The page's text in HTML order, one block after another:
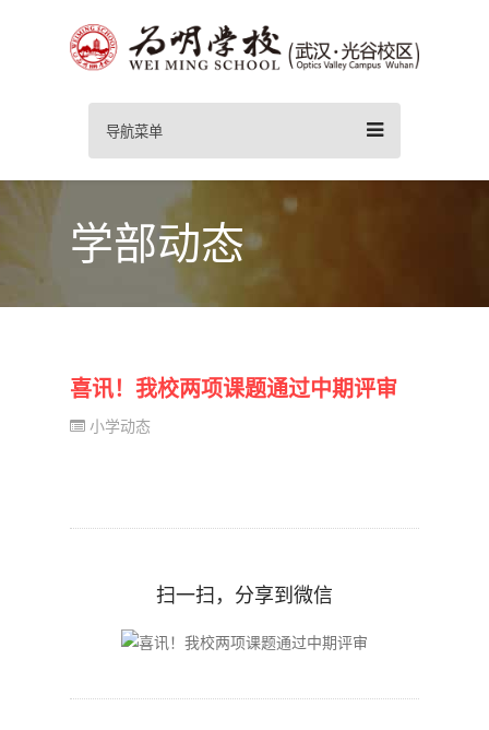
导航菜单
学部动态
喜讯！我校两项课题通过中期评审
小学动态
扫一扫，分享到微信